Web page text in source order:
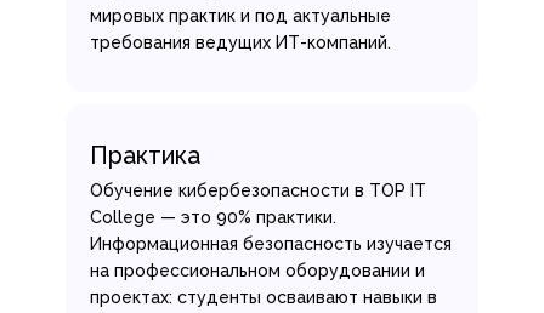
мировых практик и под актуальные
требования ведущих ИТ-компаний.
Практика
Обучение кибербезопасности в TOP IT
College — это 90% практики.
Информационная безопасность изучается
на профессиональном оборудовании и
проектах: студенты осваивают навыки в